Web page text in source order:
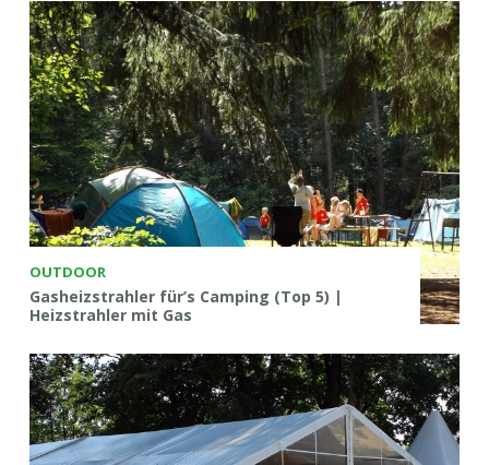
OUTDOOR
Gasheizstrahler für’s Camping (Top 5) |
Heizstrahler mit Gas